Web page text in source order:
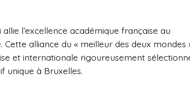
l’excellence académique française au
alliance du « meilleur des deux mondes
et internationale rigoureusement
à Bruxelles.